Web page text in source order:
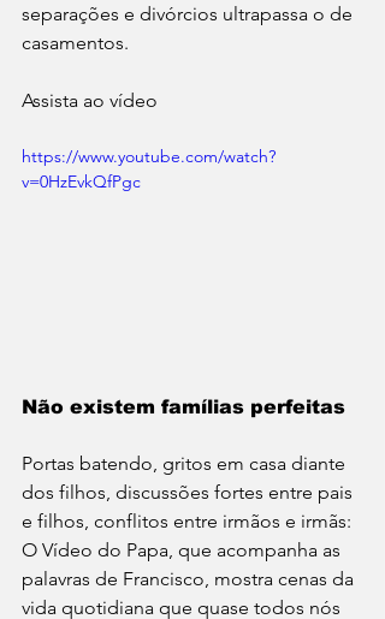
separações e divórcios ultrapassa o de
casamentos.
Assista ao vídeo
https://www.youtube.com/watch?
v=0HzEvkQfPgc
Não existem famílias perfeitas
Portas batendo, gritos em casa diante
dos filhos, discussões fortes entre pais
e filhos, conflitos entre irmãos e irmãs:
O Vídeo do Papa, que acompanha as
palavras de Francisco, mostra cenas da
vida quotidiana que quase todos nós